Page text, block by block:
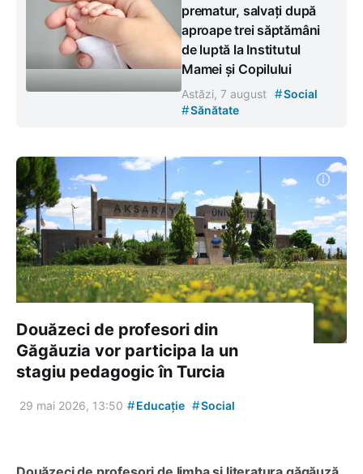
prematur, salvați după
aproape trei săptămâni
de luptă la Institutul
Mamei și Copilului
Astăzi, 7 august #Social
#Sănătate
Douăzeci de profesori din
Găgăuzia vor participa la un
stagiu pedagogic în Turcia
29 mai 2026, 13:50 #Educație #Social